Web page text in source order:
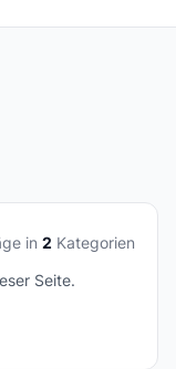
in 2 Kategorien
Seite.